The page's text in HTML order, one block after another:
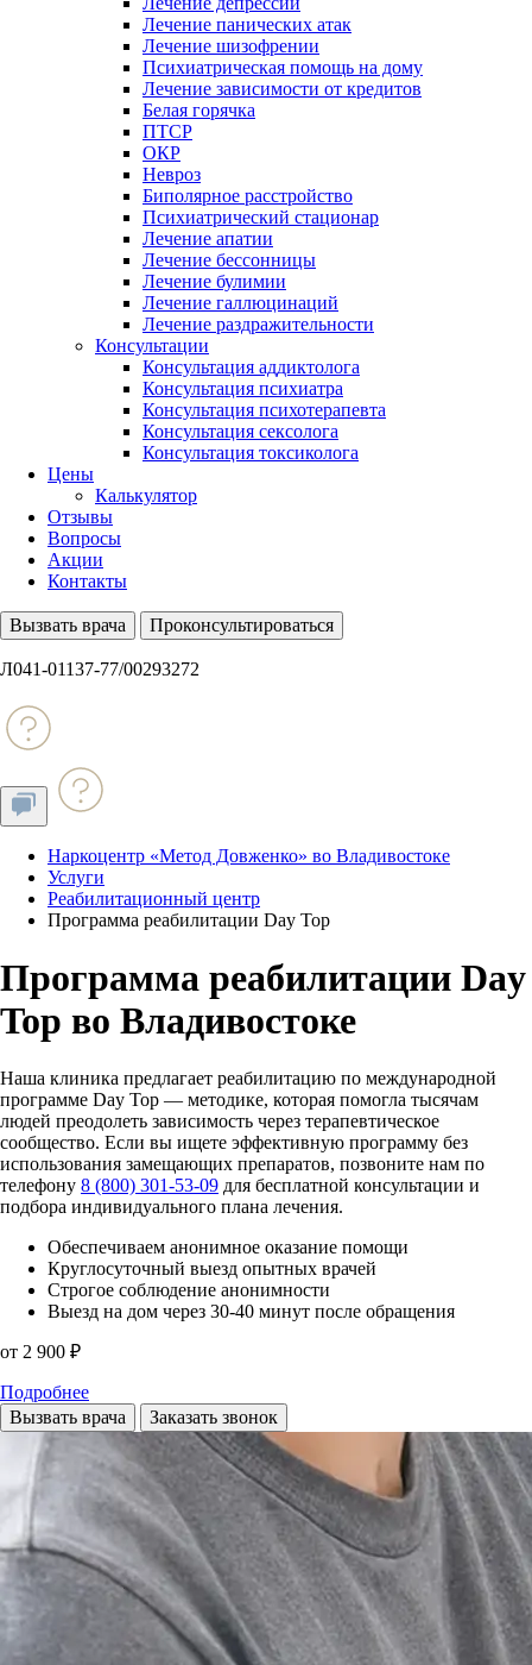
Лечение панических атак
Лечение шизофрении
Психиатрическая помощь на дому
Лечение зависимости от кредитов
Белая горячка
ПТСР
ОКР
Невроз
Биполярное расстройство
Психиатрический стационар
Лечение апатии
Лечение бессонницы
Лечение булимии
Лечение галлюцинаций
Лечение раздражительности
Консультации
Консультация аддиктолога
Консультация психиатра
Консультация психотерапевта
Консультация сексолога
Консультация токсиколога
Цены
Калькулятор
Отзывы
Вопросы
Акции
Контакты
Вызвать врача Проконсультироваться
Л041-01137-77/00293272
Наркоцентр «Метод Довженко» во Владивостоке
Услуги
Реабилитационный центр
Программа реабилитации Day Top
Программа реабилитации Day
Top во Владивостоке
Наша клиника предлагает реабилитацию по международной
программе Day Top — методике, которая помогла тысячам
людей преодолеть зависимость через терапевтическое
сообщество. Если вы ищете эффективную программу без
использования замещающих препаратов, позвоните нам по
телефону 8 (800) 301-53-09 для бесплатной консультации и
подбора индивидуального плана лечения.
Обеспечиваем анонимное оказание помощи
Круглосуточный выезд опытных врачей
Строгое соблюдение анонимности
Выезд на дом через 30-40 минут после обращения
от 2 900 ₽
Подробнее
Вызвать врача
Заказать звонок